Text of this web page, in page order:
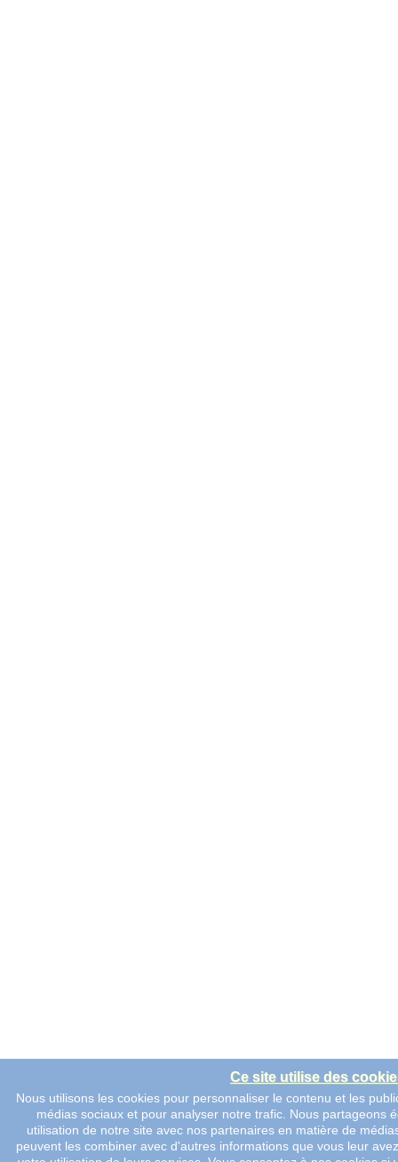
Ce site utilise des
Nous utilisons les cookies pour personnaliser le contenu et les
médias sociaux et pour analyser notre trafic. Nous partageons
utilisation de notre site avec nos partenaires en matière de
peuvent les combiner avec d'autres informations que vous leur